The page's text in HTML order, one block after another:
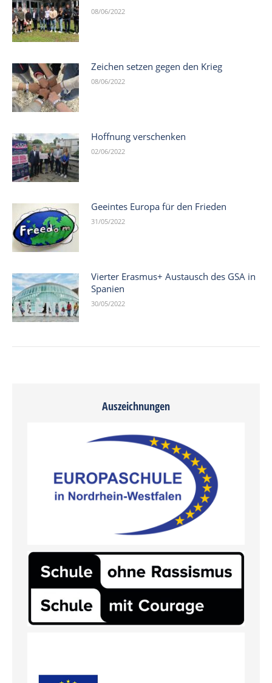
08/06/2022
Zeichen setzen gegen den Krieg
08/06/2022
Hoffnung verschenken
02/06/2022
Geeintes Europa für den Frieden
31/05/2022
Vierter Erasmus+ Austausch des GSA in
Spanien
30/05/2022
Auszeichnungen